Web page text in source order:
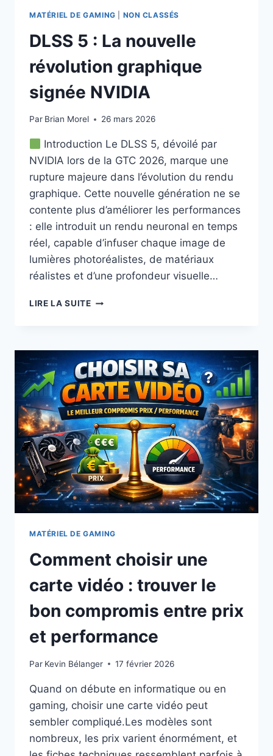
MATÉRIEL DE GAMING NON CLASSÉS
DLSS 5 : La nouvelle
révolution graphique
signée NVIDIA
Par Brian Morel 26 mars 2026
Introduction Le DLSS 5, dévoilé par
NVIDIA lors de la GTC 2026, marque une
rupture majeure dans l’évolution du rendu
graphique. Cette nouvelle génération ne se
contente plus d’améliorer les performances
: elle introduit un rendu neuronal en temps
réel, capable d’infuser chaque image de
lumières photoréalistes, de matériaux
réalistes et d’une profondeur visuelle…
LIRE LA SUITEDLSS
NOUVELLE
RÉVOLUTION
GRAPHIQUE
SIGNÉE
NVIDIA
MATÉRIEL DE GAMING
Comment choisir une
carte vidéo : trouver le
bon compromis entre prix
et performance
Par Kevin Bélanger 17 février 2026
Quand on débute en informatique ou en
gaming, choisir une carte vidéo peut
sembler compliqué.Les modèles sont
nombreux, les prix varient énormément, et